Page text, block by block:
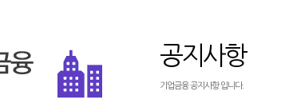
공지사항
기업금융 공지사항 입니다.